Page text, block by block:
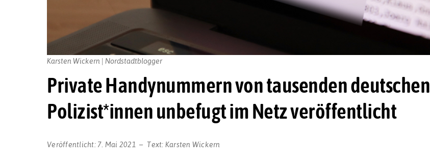
Private Handynummern von tausenden deutschen
Polizist*innen unbefugt im Netz veröffentlicht
Veröffentlicht: 7. Mai 2021 Text: Karsten Wickern
Karsten Wickern | Nordstadtblogger